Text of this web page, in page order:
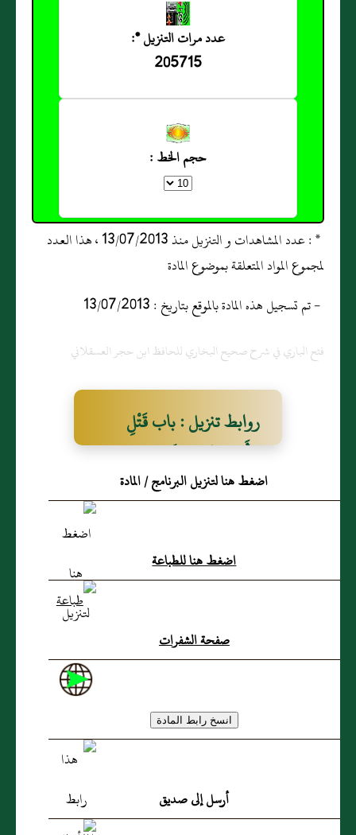
عدد مرات التنزيل *:
205715
حجم الخط :
* : عدد المشاهدات و التنزيل منذ 13/07/2013 ، هذا العدد
لمجموع المواد المتعلقة بموضوع المادة
- تم تسجيل هذه المادة بالموقع بتاريخ : 13/07/2013
فتح الباري في شرح صحيح البخاري للحافظ ابن حجر العسقلاني
روابط تنزيل : باب قَتْلِ
الأَسِيرِ وَقَتْلِ الصَّبْرِ
اضغط هنا لتنزيل البرنامج / المادة
اضغط هنا للطباعة
صفحة الشفرات
أرسل إلى صديق